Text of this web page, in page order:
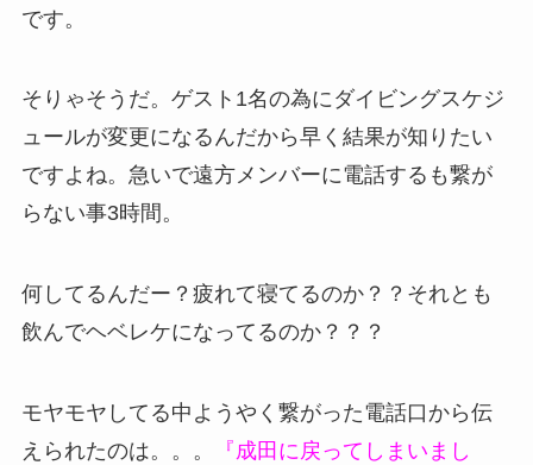
です。
そりゃそうだ。ゲスト1名の為にダイビングスケジ
ュールが変更になるんだから早く結果が知りたい
ですよね。急いで遠方メンバーに電話するも繋が
らない事3時間。
何してるんだー？疲れて寝てるのか？？それとも
飲んでヘベレケになってるのか？？？
モヤモヤしてる中ようやく繋がった電話口から伝
えられたのは。。。
『成田に戻ってしまいまし